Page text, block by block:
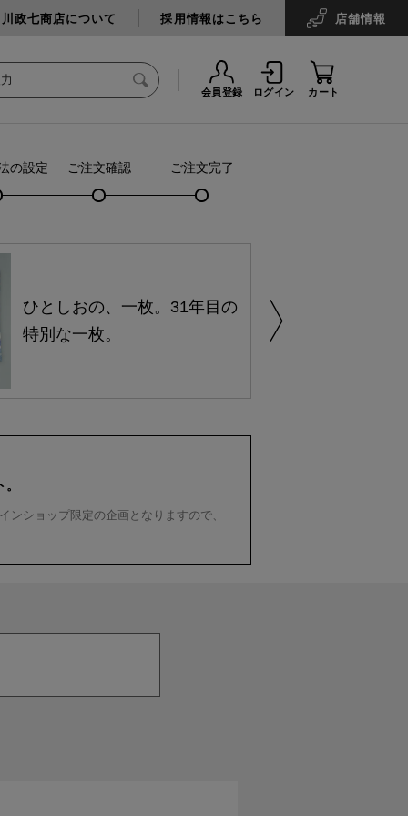
政七商店について 採用情報はこちら 店舗情報
会員登録 ログイン カート
の設定 ご注文確認 ご注文完了
ひとしおの、一枚。31年目の
特別な一枚。
ショップ限定の企画となりますので、